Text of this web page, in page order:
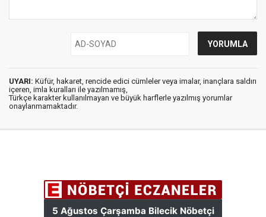
UYARI: Küfür, hakaret, rencide edici cümleler veya imalar, inançlara saldırı
içeren, imla kuralları ile yazılmamış,
Türkçe karakter kullanılmayan ve büyük harflerle yazılmış yorumlar
onaylanmamaktadır.